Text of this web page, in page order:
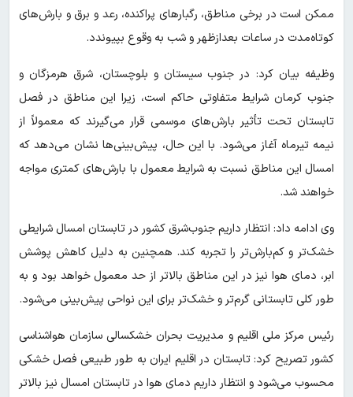
ممکن است در برخی مناطق، رگبارهای پراکنده، رعد و برق و بارش‌های
کوتاه‌مدت در ساعات بعدازظهر و شب به وقوع بپیوندد.
وظیفه بیان کرد: در جنوب سیستان و بلوچستان، شرق هرمزگان و
جنوب کرمان شرایط متفاوتی حاکم است، زیرا این مناطق در فصل
تابستان تحت تأثیر بارش‌های موسمی قرار می‌گیرند که معمولاً از
نیمه تیرماه آغاز می‌شود. با این حال، پیش‌بینی‌ها نشان می‌دهد که
امسال این مناطق نسبت به شرایط معمول با بارش‌های کمتری مواجه
خواهند شد.
وی ادامه داد: انتظار داریم جنوب‌شرق کشور در تابستان امسال شرایطی
خشک‌تر و کم‌بارش‌تر را تجربه کند. همچنین به دلیل کاهش پوشش
ابر، دمای هوا نیز در این مناطق بالاتر از حد معمول خواهد بود و به
طور کلی تابستانی گرم‌تر و خشک‌تر برای این نواحی پیش‌بینی می‌شود.
رئیس مرکز ملی اقلیم و مدیریت بحران خشکسالی سازمان هواشناسی
کشور تصریح کرد: تابستان در اقلیم ایران به طور طبیعی فصل خشکی
محسوب می‌شود و انتظار داریم دمای هوا در تابستان امسال نیز بالاتر